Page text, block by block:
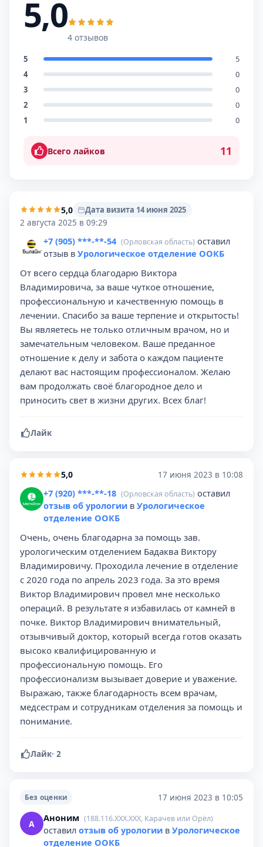
5,0
4 отзывов
5
5
4
0
3
0
2
0
1
0
Всего лайков 11
5,0
Дата визита 14 июня 2025
2 августа 2025 в 09:29
+7 (905) ***-**-54 (Орловская область) оставил
отзыв в Урологическое отделение ООКБ
От всего сердца благодарю Виктора
Владимировича, за ваше чуткое отношение,
профессиональную и качественную помощь в
лечении. Спасибо за ваше терпение и открытость!
Вы являетесь не только отличным врачом, но и
замечательным человеком. Ваше преданное
отношение к делу и забота о каждом пациенте
делают вас настоящим профессионалом. Желаю
вам продолжать своё благородное дело и
приносить свет в жизни других. Всех благ!
Лайк
5,0 17 июня 2023 в 10:08
+7 (920) ***-**-18 (Орловская область) оставил
отзыв об урологии в Урологическое
отделение ООКБ
Очень, очень благодарна за помощь зав.
урологическим отделением Бадаква Виктору
Владимировичу. Проходила лечение в отделение
с 2020 года по апрель 2023 года. За это время
Виктор Владимирович провел мне несколько
операций. В результате я избавилась от камней в
почке. Виктор Владимирович внимательный,
отзывчивый доктор, который всегда готов оказать
высоко квалифицированную и
профессиональную помощь. Его
профессионализм вызывает доверие и уважение.
Выражаю, также благодарность всем врачам,
медсестрам и сотрудникам отделения за помощь и
понимание.
Лайк· 2
Без оценки 17 июня 2023 в 10:05
А Аноним (188.116.XXX.XXX, Карачев или Орёл)
оставил отзыв об урологии в Урологическое
отделение ООКБ